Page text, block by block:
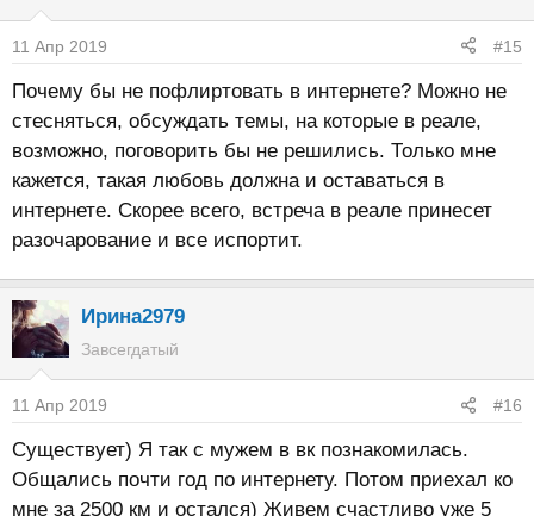
11 Апр 2019 #15
Почему бы не пофлиртовать в интернете? Можно не
стесняться, обсуждать темы, на которые в реале,
возможно, поговорить бы не решились. Только мне
кажется, такая любовь должна и оставаться в
интернете. Скорее всего, встреча в реале принесет
разочарование и все испортит.
Ирина2979
Завсегдатый
11 Апр 2019 #16
Существует) Я так с мужем в вк познакомилась.
Общались почти год по интернету. Потом приехал ко
мне за 2500 км и остался) Живем счастливо уже 5